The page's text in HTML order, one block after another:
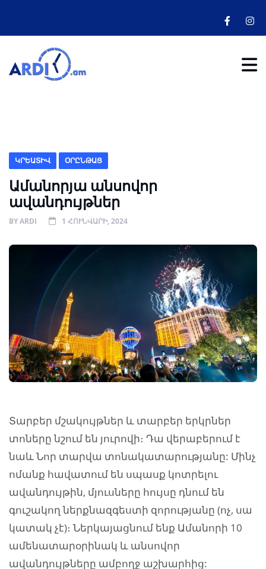
ԿՐԵԱՏԻՎ ՕՐԸՆԹԱՑ
Ամանորյա անսովոր
ավանդույթներ
BYARDI 1 ՀՈՒՆՎԱՐԻ, 2024
Տարբեր մշակույթներ և տարբեր երկրներ
տոները նշում են յուրովի։ Դա վերաբերում է
նաև Նոր տարվա տոնակատարությանը: Մինչ
ոմանք հավատում են սպասք կոտրելու
ավանդույթին, մյուսները հույսը դնում են
գուշակող ներքնազգեստի զորությանը (ոչ, սա
կատակ չէ)։ Ներկայացնում ենք Ամանորի 10
ամենատարօրինակ և անսովոր
ավանդույթները ամբողջ աշխարհից: